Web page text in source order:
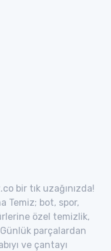
bir tık uzağınızda!
Temiz; bot, spor,
özel temizlik,
parçalardan
ve çantayı